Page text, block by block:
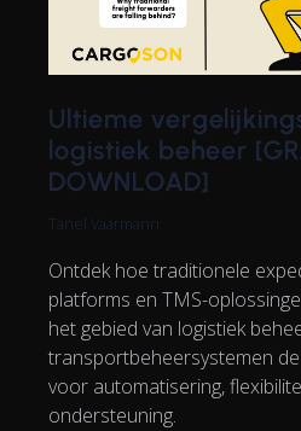
Ultieme
logistiek beheer
DOWNLOAD]
Tanel Vaarmann
Ontdek hoe traditionele
platforms en TMS-
het gebied van logistiek
transportbeheersystemen
voor automatisering,
ondersteuning.